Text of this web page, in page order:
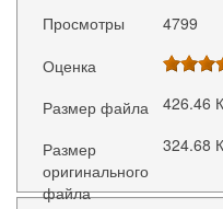
Просмотры
4799
Оценка
Размер файла
426.46
Размер
оригинального
файла
324.68